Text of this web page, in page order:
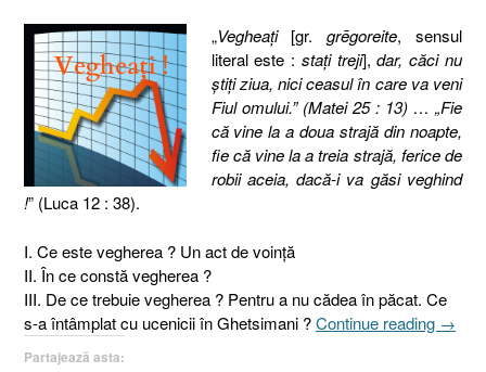
„Vegheaţi[gr.grēgoreite, sensul
literal este : staţi treji],dar, căci nu
ştiţi ziua, nici ceasul în care va veni
Fiul omului.” (Matei 25 : 13) … „Fie
că vine la a doua strajă din noapte,
fie că vine la a treia strajă, ferice de
robii aceia, dacă-i va găsi veghind
!” (Luca 12 : 38).
I. Ce este vegherea ? Un act de voinţă
II. În ce constă vegherea ?
III. De ce trebuie vegherea ? Pentru a nu cădea în păcat. Ce
s-a întâmplat cu ucenicii în Ghetsimani ?Continue reading „Pilda
→
Partajează asta: